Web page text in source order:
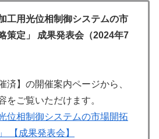
工用光位相制御システムの市
策定」 成果発表会（2024年7
済】の開催案内ページから、
をご覧いただけます。
位相制御システムの市場開拓
【成果発表会】